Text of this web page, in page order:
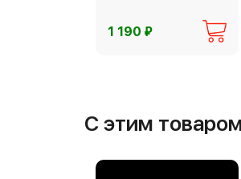
1 190 ⃏
С этим